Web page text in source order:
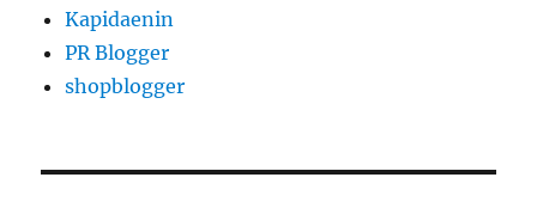
Kapidaenin
PR Blogger
shopblogger